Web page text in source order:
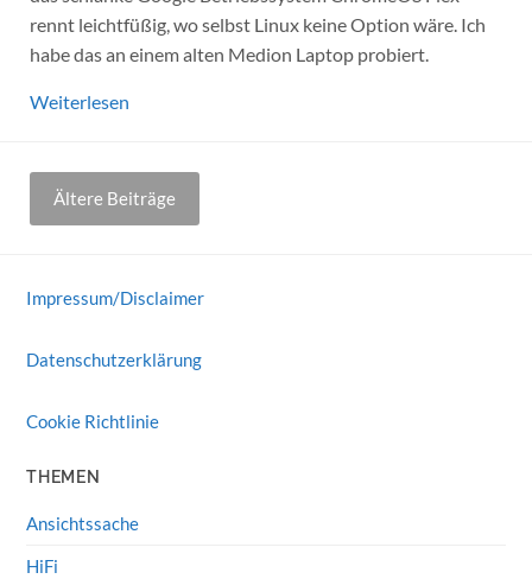
rennt leichtfüßig, wo selbst Linux keine Option wäre. Ich
habe das an einem alten Medion Laptop probiert.
Weiterlesen
Beitragsnavigation
Ältere Beiträge
Impressum/Disclaimer
Datenschutzerklärung
Cookie Richtlinie
THEMEN
Ansichtssache
HiFi